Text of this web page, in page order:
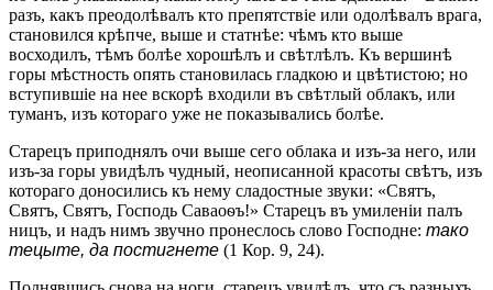
разъ, какъ преодолѣвалъ кто препятствіе или одолѣвалъ врага,
становился крѣпче, выше и статнѣе: чѣмъ кто выше
восходилъ, тѣмъ болѣе хорошѣлъ и свѣтлѣлъ. Къ вершинѣ
горы мѣстность опять становилась гладкою и цвѣтистою; но
вступившіе на нее вскорѣ входили въ свѣтлый облакъ, или
туманъ, изъ котораго уже не показывались болѣе.
Старецъ приподнялъ очи выше сего облака и изъ-за него, или
изъ-за горы увидѣлъ чудный, неописанной красоты свѣтъ, изъ
котораго доносились къ нему сладостные звуки: «Святъ,
Святъ, Святъ, Господь Саваоѳъ!» Старецъ въ умиленіи палъ
ницъ, и надъ нимъ звучно пронеслось слово Господне: тако
тецыте, да постигнете (1 Кор. 9, 24).